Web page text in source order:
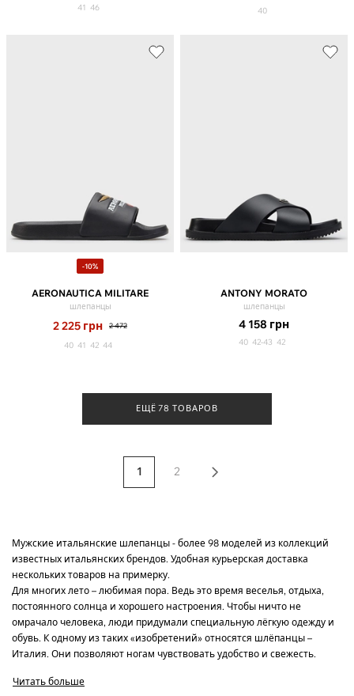
41 46 40
-10%
AERONAUTICA MILITARE
шлепанцы
2 225 грн 2 472
40 41 42 44
ANTONY MORATO
шлепанцы
4 158 грн
40 42-43 42
ЕЩЁ 78 ТОВАРОВ
1 2
Мужские итальянские шлепанцы - более 98 моделей из коллекций
известных итальянских брендов. Удобная курьерская доставка
нескольких товаров на примерку.
Для многих лето – любимая пора. Ведь это время веселья, отдыха,
постоянного солнца и хорошего настроения. Чтобы ничто не
омрачало человека, люди придумали специальную лёгкую одежду и
обувь. К одному из таких «изобретений» относятся шлёпанцы –
Италия. Они позволяют ногам чувствовать удобство и свежесть.
шлёпанцы, ведь их не надо застёгивать, зашнуровывать. Просто
Читать больше